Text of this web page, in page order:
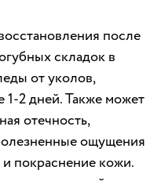
после
складок в
от уколов,
1-2 дней. Также может
отечность,
ощущения
и покраснение кожи.